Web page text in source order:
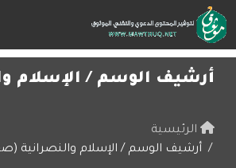
أرشيف الوسم / الإسلام
الرئيسية
أرشيف الوسم / الإسلام والنصرانية